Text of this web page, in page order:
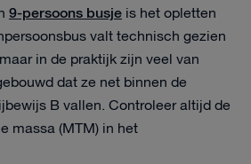
9-persoons busje is het opletten
valt technisch gezien
in de praktijk zijn veel van
dat ze net binnen de
B vallen. Controleer altijd de
massa (MTM) in het